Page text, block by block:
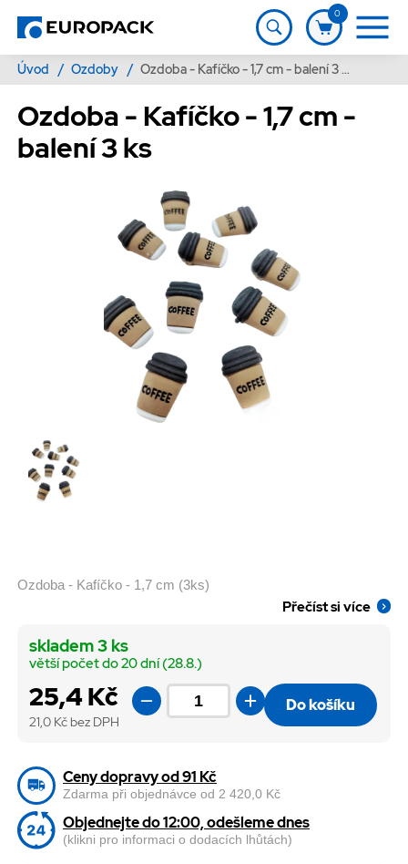
0
Úvod / Ozdoby / Ozdoba - Kafíčko - 1,7 cm - balení 3 ks
Ozdoba - Kafíčko - 1,7 cm -
balení 3 ks
Ozdoba - Kafíčko - 1,7 cm (3ks)
Přečíst si více
25,4 Kč
21,0 Kč bez DPH
skladem 3 ks
větší počet do 20 dní (28.8.)
Do košíku
Ceny dopravy od 91 Kč
Zdarma při objednávce od 2 420,0 Kč
Objednejte do 12:00, odešleme dnes
(klikni pro informaci o dodacích lhůtách)